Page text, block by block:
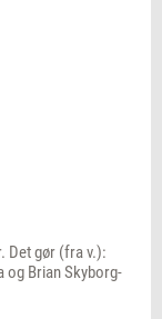
Det gør (fra v.):
og Brian Skyborg-